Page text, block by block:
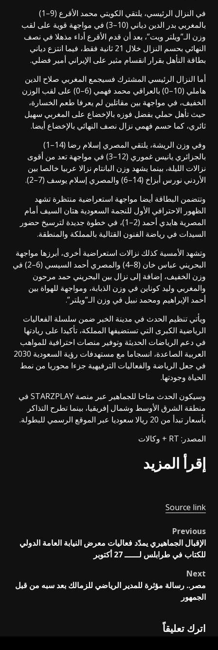
في النزال الرئيسي، يلتقي الكويتي محمد الأقرع (9–1)
بالمغربي بدر الدين دياني (10–3) في مواجهة قوية على لقب
وزن الـ”ويلتر ويت”، بعد أن قدم الأقرع أداء مذهلا في نصف
النهائي بحسم النزال خلال 21 ثانية فقط، فيما انتزع دياني
بطاقة التأهل بقرار انقسام مثير على الإيراني أمير فضلي.
أما النزال الرئيسي المشترك فسيجمع المغربي صلاح الدين
هاملي (10–0) بالعراقي محمد فهمي (6–0) على لقب الوزن
الخفيف، في مواجهة بين مقاتلين لم يعرفا طعم الخسارة،
حيث تأهل حملي بفضل فوزه بالإخضاع على المغربي سهيل
ثائري، كما حسم فهمي نزال نصف النهائي بالإخضاع أيضا.
وفي وزن الريشة، يلتقي المصري إسلام رضا (14–1)
بالجزائري يانيس غموري (12–3) في مواجهة تعد من أقوى
نزالات الليلة، بينما يشهد وزن البانتام نزالا عربيا خالصا بين
الأردني نورس أبزاخ (14–6) والمصري إسلام يوسف (7–2).
وتتضمن البطاقة أيضا مواجهة استعراضية منتظرة تشهد
الظهور الاحترافي الأول للنجمة السعودية هتان السيف أمام
المصرية هايدي أحمد (2–1)، في خطوة جديدة لترسيخ حضور
السيدات في رياضة الفنون القتالية بالمملكة والمنطقة.
وتشهد الأمسية كذلك نزالات استعراضية أخرى، أبرزها مواجهة
البحريني عباس خان (8–4) والمصري أحمد السيسي (6–2) في
وزن الخفيف، إضافة إلى نزال بين البحريني حمد مرحون
والمغربي وليد كوناين في وزن الذبابة، ومواجهة للهواة بين
أحمد الإبراهيم ومحمد نبيل في وزن الـ”ويلتر”.
ويأتي تنظيم الحدث في مدينة الخبر ضمن سلسلة الفعاليات
الرياضية الكبرى التي تستضيفها المملكة، تأكيدا على ريادتها
في دعم الرياضات الحديثة وتوفير منصات احترافية للمواهب
العربية الصاعدة، انسجاما مع مستهدفات رؤية السعودية 2030
في جعل الرياضة والفعاليات الترفيهية جزءا محوريا من نمط
الحياة وجودتها.
وسيكون الحدث متاحا للجماهير عبر منصة STARZPLAY في
منطقة الشرق الأوسط وشمال إفريقيا، بينما تطرح التذاكر
بأسعار تبدأ من 20 ريالا سعوديا عبر الموقع الرسمي للبطولة.
المصدر: RT + وكالات
إقرأ المزيد
Source link
Post
navigation
Previous
الإقبال الجماهيري يمدّد فعاليات معرض النيابة العامة الدولي
للكتاب في طرابلس لــــــ 27 أكتوبر
Next
مصر.. رسالة مؤثرة للمدير الرياضي للزمالك بعد سبه من قبل
الجمهور
اترك تعليقاً